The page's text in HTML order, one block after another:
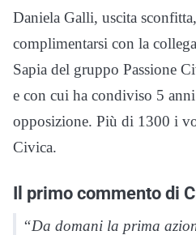
Daniela Galli, uscita
complimentarsi con la
Sapia del gruppo Passione
e con cui ha condiviso 5
opposizione. Più di 1300 i
Civica.
Il primo commento di
“Da domani la prima